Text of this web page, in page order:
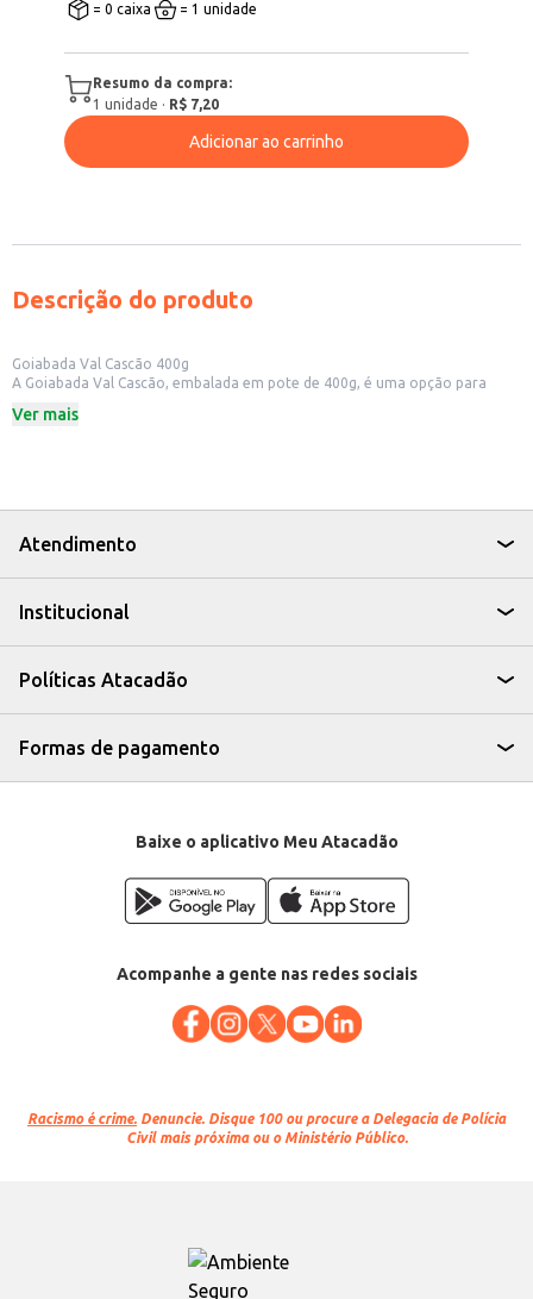
= 0 caixa = 1 unidade
Resumo da compra:
1 unidade · R$ 7,20
Adicionar ao carrinho
Descrição do produto
Goiabada Val Cascão 400g
A Goiabada Val Cascão, embalada em pote de 400g, é uma opção para
goiabada pode ser utilizada de diversas formas, seja pura, acompanhada de
Opção para lanches e sobremesas rápidas.
A Goiabada Val Cascão é uma escolha prática e saborosa para ter sempre à
mão, seja para consumo próprio ou para oferecer aos seus clientes em
Ver mais
Atendimento
Institucional
Políticas Atacadão
Formas de pagamento
Baixe o aplicativo Meu Atacadão
Acompanhe a gente nas redes sociais
Racismo é crime. Denuncie. Disque 100 ou procure a Delegacia de Polícia
Civil mais próxima ou o Ministério Público.